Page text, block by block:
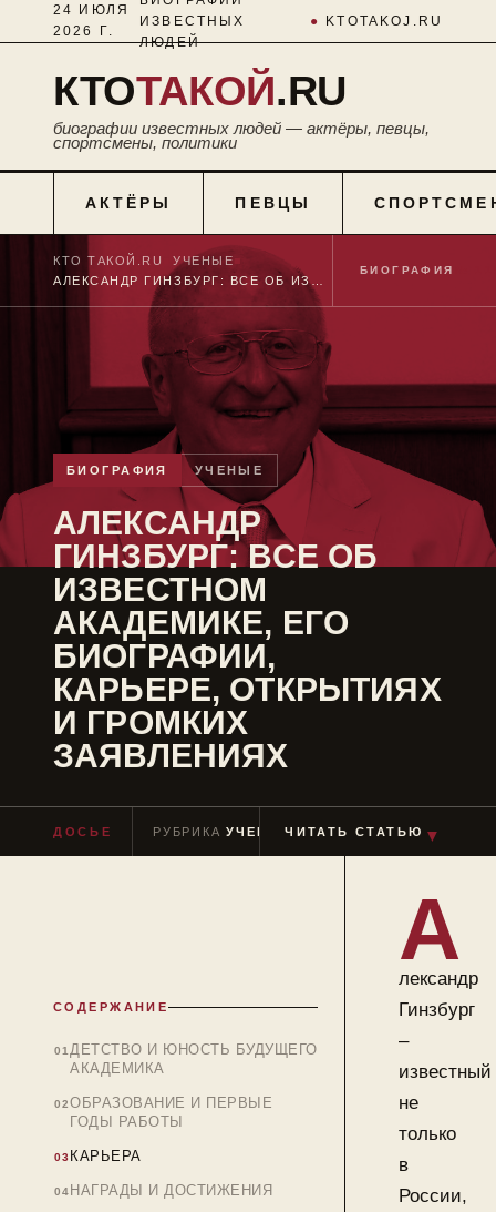
24 ИЮЛЯ
2026 Г.
ИЗВЕСТНЫХ
ЛЮДЕЙ
● KTOTAKOJ.RU
КТОТАКОЙ.RU
биографии известных людей — актёры, певцы,
спортсмены, политики
АКТЁРЫ ПЕВЦЫ
КТО ТАКОЙ.RU ■УЧЕНЫЕ
БИОГРАФИЯ
БИОГРАФИЯ УЧЕНЫЕ
АЛЕКСАНДР
ГИНЗБУРГ: ВСЕ ОБ
ИЗВЕСТНОМ
АКАДЕМИКЕ, ЕГО
БИОГРАФИИ,
КАРЬЕРЕ, ОТКРЫТИЯХ
И ГРОМКИХ
ЗАЯВЛЕНИЯХ
ДОСЬЕ РУБРИКАУЧЕНЫЕ ЧТЕНИЕ≈ 4 МИН
ЧИТАТЬ СТАТЬЮ ▼
СОДЕРЖАНИЕ
ДЕТСТВО И ЮНОСТЬ БУДУЩЕГО
АКАДЕМИКА
ОБРАЗОВАНИЕ И ПЕРВЫЕ
ГОДЫ РАБОТЫ
КАРЬЕРА
НАГРАДЫ И ДОСТИЖЕНИЯ
А
лександр
Гинзбург
–
известный
не
только
в
России,